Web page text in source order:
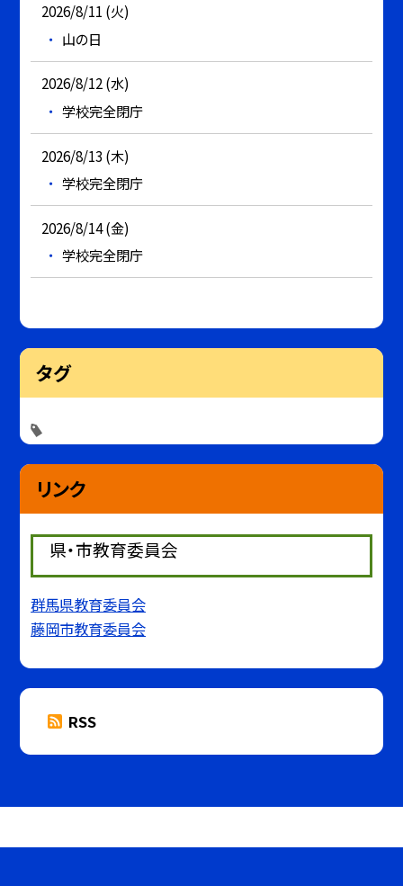
2026/8/11 (火)
山の日
2026/8/12 (水)
学校完全閉庁
2026/8/13 (木)
学校完全閉庁
2026/8/14 (金)
学校完全閉庁
タグ
リンク
県・市教育委員会
群馬県教育委員会
藤岡市教育委員会
RSS